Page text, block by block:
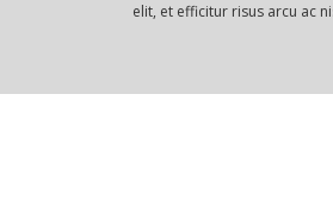
elit, et efficitur risus arcu ac